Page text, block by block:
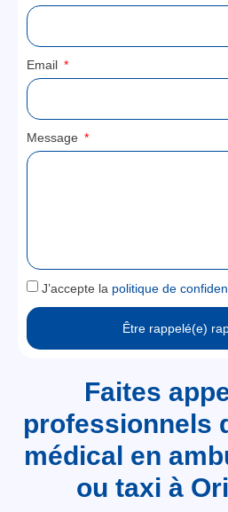
Faites
professionnels
médical en
ou taxi à
Email
Message
J’accepte la politique de
Être rappelé(e)